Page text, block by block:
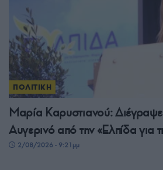
ΠΟΛΙΤΙΚΗ
Μαρία Καρυστιανού:
Αυγερινό από την «Ελπίδα για
2/08/2026 - 9:21μμ